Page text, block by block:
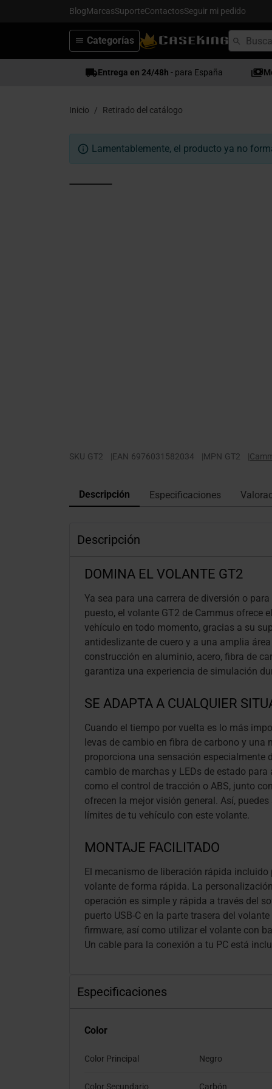
BlogMarcasSuporteContactosSeguir mi pedido
Categorías
Entrega en 24/48h - para España
Inicio Retirado del catálogo
Lamentablemente, el producto ya no
SKU GT2 |EAN 6976031582034 |MPN GT2 |
Descripción Especificaciones
Descripción
DOMINA EL VOLANTE GT2
Ya sea para una carrera de diversión o
puesto, el volante GT2 de Cammus ofrece
vehículo en todo momento, gracias a su
antideslizante de cuero y a una amplia
construcción en aluminio, acero, fibra de
garantiza una experiencia de simulación
SE ADAPTA A CUALQUIER
Cuando el tiempo por vuelta es lo más
levas de cambio en fibra de carbono y una
proporciona una sensación especialmente
cambio de marchas y LEDs de estado
como el control de tracción o ABS, junto
ofrecen la mejor visión general. Así,
límites de tu vehículo con este volante.
MONTAJE FACILITADO
El mecanismo de liberación rápida incluido
volante de forma rápida. La
operación es simple y rápida a través del
puerto USB-C en la parte trasera del
firmware, así como utilizar el volante con
Un cable para la conexión a tu PC está
Especificaciones
Color
Color Principal Negro
Color Secundario Carbón